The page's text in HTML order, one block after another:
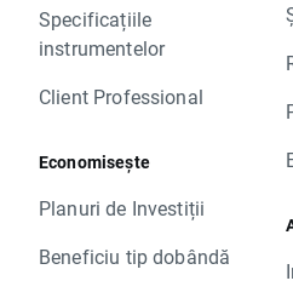
Specificațiile
instrumentelor
Client Professional
Economisește
Planuri de Investiții
Beneficiu tip dobândă